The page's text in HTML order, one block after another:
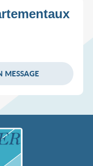
MESSAGE